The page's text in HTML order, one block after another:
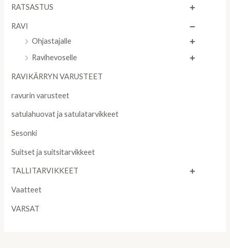
RATSASTUS
RAVI
Ohjastajalle
Ravihevoselle
RAVIKÄRRYN VARUSTEET
ravurin varusteet
satulahuovat ja satulatarvikkeet
Sesonki
Suitset ja suitsitarvikkeet
TALLITARVIKKEET
Vaatteet
VARSAT